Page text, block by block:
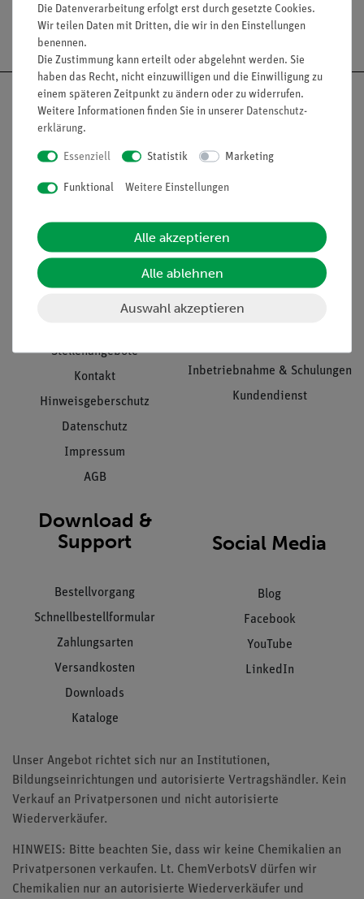
Versandkostenfrei ab 300,- €
Nach oben
Informationen
Projekte und Lösungen
Stellenangebote
Kontakt
Hinweisgeberschutz
Datenschutz
Impressum
AGB
Service
Übersicht Service
Beratung & Showroom
Inbetriebnahme & Schulungen
Kundendienst
Download &
Support
Bestellvorgang
Schnellbestellformular
Zahlungsarten
Versandkosten
Downloads
Kataloge
Social Media
Blog
Facebook
YouTube
LinkedIn
Unser Angebot richtet sich nur an Institutionen,
Bildungseinrichtungen und autorisierte Vertragshändler. Kein
Verkauf an Privatpersonen und nicht autorisierte
Wiederverkäufer.
HINWEIS: Bitte beachten Sie, dass wir keine Chemikalien an
Privatpersonen verkaufen. Lt. ChemVerbotsV dürfen wir
Chemikalien nur an autorisierte Wiederverkäufer und
Die Datenverarbeitung erfolgt erst durch gesetzte Cookies.
Wir teilen Daten mit Dritten, die wir in den Einstellungen
benennen.
Die Zustimmung kann erteilt oder abgelehnt werden. Sie
haben das Recht, nicht einzuwilligen und die Einwilligung zu
einem späteren Zeitpunkt zu ändern oder zu widerrufen.
Weitere Informationen finden Sie in unserer Daten­schutz­
erklärung.
Essenziell Statistik Marketing
Funktional Weitere Einstellungen
Alle akzeptieren
Alle ablehnen
Auswahl akzeptieren